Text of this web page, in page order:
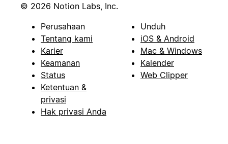
© 2026 Notion Labs, Inc.
Perusahaan
Tentang kami
Karier
Keamanan
Status
Ketentuan &
privasi
Hak privasi Anda
Unduh
iOS & Android
Mac & Windows
Kalender
Web Clipper